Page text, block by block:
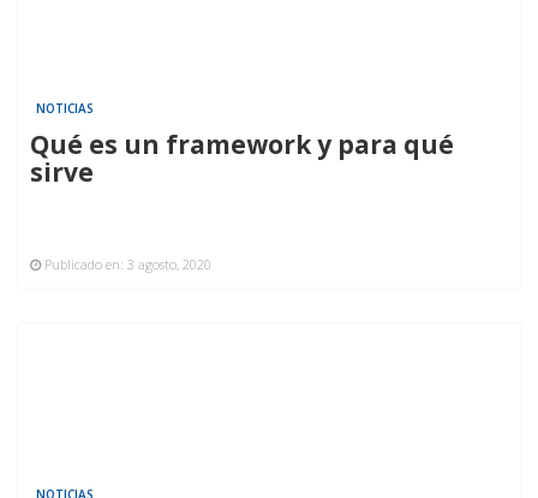
NOTICIAS
Qué es un framework y para qué
sirve
Publicado en: 3 agosto, 2020
NOTICIAS